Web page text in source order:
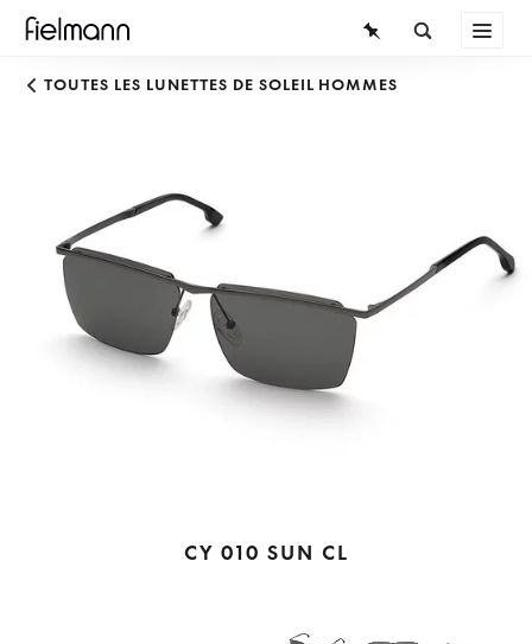
LUNETTES
LENTILLES DE CONTACT
CONNAISSANCES
SERVICE
TOUTES LES LUNETTES DE SOLEIL HOMMES
CY 010 SUN CL